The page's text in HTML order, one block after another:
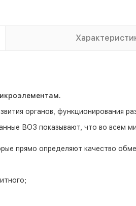
органов, функционирования
ВОЗ показывают, что во всем
прямо определяют качество